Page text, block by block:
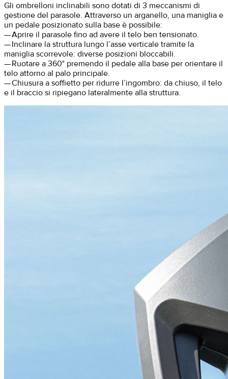
Gli ombrelloni inclinabili sono dotati di 3 meccanismi di
gestione del parasole. Attraverso un arganello, una maniglia e
un pedale posizionato sulla base è possibile:
— Aprire il parasole fino ad avere il telo ben tensionato.
— Inclinare la struttura lungo l’asse verticale tramite la
maniglia scorrevole: diverse posizioni bloccabili.
— Ruotare a 360° premendo il pedale alla base per orientare il
telo attorno al palo principale.
— Chiusura a soffietto per ridurre l’ingombro: da chiuso, il telo
e il braccio si ripiegano lateralmente alla struttura.